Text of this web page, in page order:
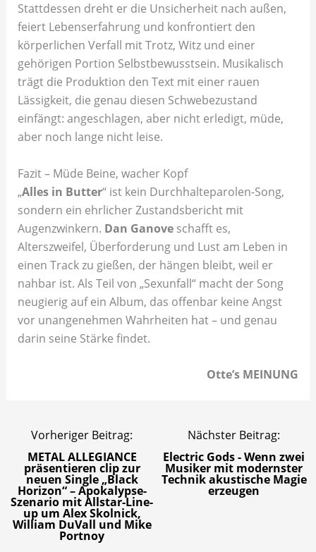
Stattdessen dreht er die Unsicherheit nach außen,
feiert Lebenserfahrung und konfrontiert den
körperlichen Verfall mit Trotz, Witz und einer
gehörigen Portion Selbstbewusstsein. Musikalisch
trägt die Produktion den Text mit einer rauen
Lässigkeit, die genau diesen Schwebezustand
einfängt: angeschlagen, aber nicht erledigt, müde,
aber noch lange nicht leise.
Fazit – Müde Beine, wacher Kopf
„Alles in Butter“ ist kein Durchhalteparolen-Song,
sondern ein ehrlicher Zustandsbericht mit
Augenzwinkern. Dan Ganove schafft es,
Alterszweifel, Überforderung und Lust am Leben in
einen Track zu gießen, der hängen bleibt, weil er
nahbar ist. Als Teil von „Sexunfall“ macht der Song
neugierig auf ein Album, das offenbar keine Angst
vor unangenehmen Wahrheiten hat – und genau
darin seine Stärke findet.
Otte’s MEINUNG
Vorheriger Beitrag:
METAL ALLEGIANCE
präsentieren clip zur
neuen Single „Black
Horizon“ – Apokalypse-
Szenario mit Allstar-Line-
up um Alex Skolnick,
William DuVall und Mike
Portnoy
Nächster Beitrag:
Electric Gods - Wenn zwei
Musiker mit modernster
Technik akustische Magie
erzeugen